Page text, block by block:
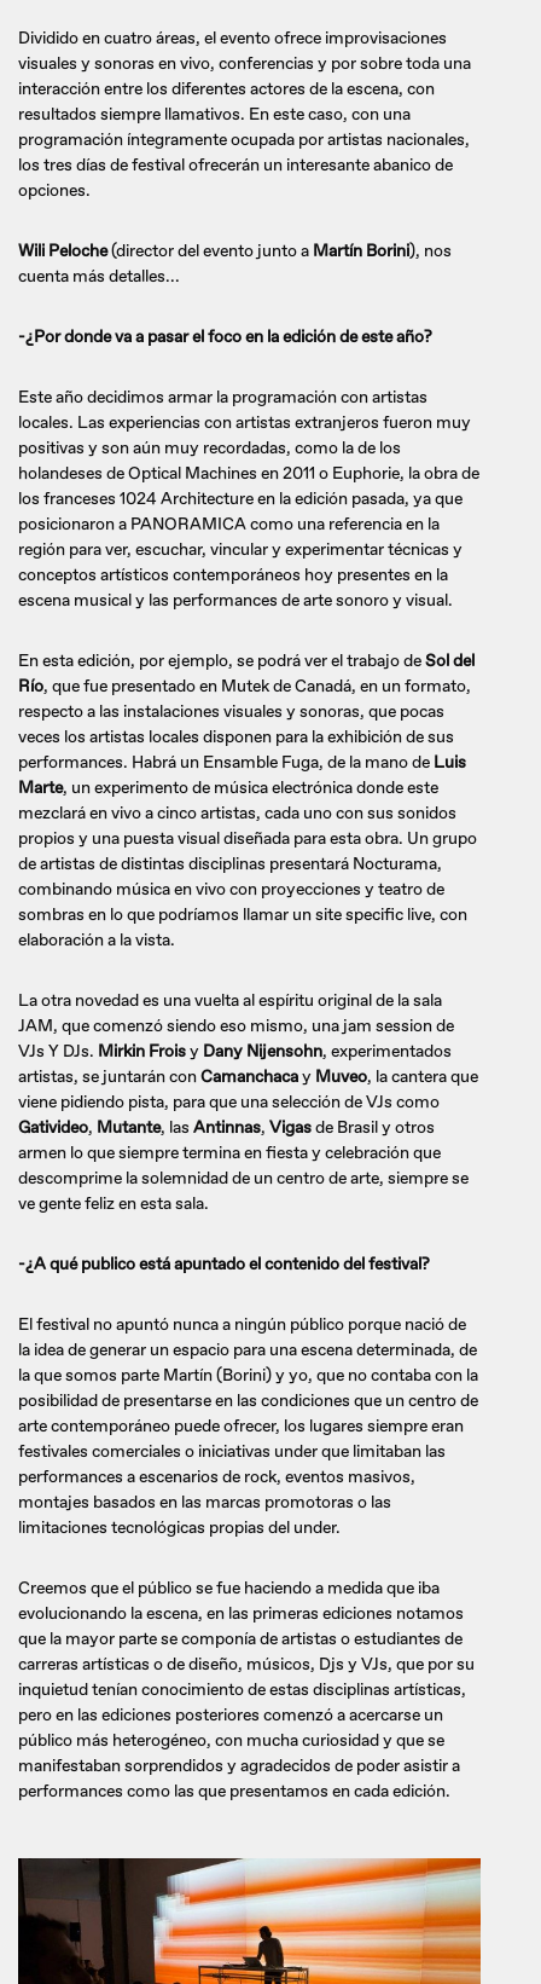
Dividido en cuatro áreas, el evento ofrece improvisaciones
visuales y sonoras en vivo, conferencias y por sobre toda una
interacción entre los diferentes actores de la escena, con
resultados siempre llamativos. En este caso, con una
programación íntegramente ocupada por artistas nacionales,
los tres días de festival ofrecerán un interesante abanico de
opciones.
Wili Peloche(director del evento junto a Martín Borini), nos
cuenta más detalles...
-¿Por donde va a pasar el foco en la edición de este año?
Este año decidimos armar la programación con artistas
locales. Las experiencias con artistas extranjeros fueron muy
positivas y son aún muy recordadas, como la de los
holandeses de Optical Machines en 2011 o Euphorie, la obra de
los franceses 1024 Architecture en la edición pasada, ya que
posicionaron a PANORAMICA como una referencia en la
región para ver, escuchar, vincular y experimentar técnicas y
conceptos artísticos contemporáneos hoy presentes en la
escena musical y las performances de arte sonoro y visual.
En esta edición, por ejemplo, se podrá ver el trabajo deSol del
Río, que fue presentado en Mutek de Canadá, en un formato,
respecto a las instalaciones visuales y sonoras, que pocas
veces los artistas locales disponen para la exhibición de sus
performances. Habrá un Ensamble Fuga, de la mano de Luis
Marte, un experimento de música electrónica donde este
mezclará en vivo a cinco artistas, cada uno con sus sonidos
propios y una puesta visual diseñada para esta obra. Un grupo
de artistas de distintas disciplinas presentará Nocturama,
combinando música en vivo con proyecciones y teatro de
sombras en lo que podríamos llamar un site specific live, con
elaboración a la vista.
La otra novedad es una vuelta al espíritu original de la sala
JAM, que comenzó siendo eso mismo, una jam session de
VJs Y DJs. Mirkin Froisy Dany Nijensohn, experimentados
artistas, se juntarán conCamanchacay Muveo, la cantera que
viene pidiendo pista, para que una selección de VJs como
Gativideo, Mutante, las Antinnas, Vigasde Brasil y otros
armen lo que siempre termina en fiesta y celebración que
descomprime la solemnidad de un centro de arte, siempre se
ve gente feliz en esta sala.
-¿A qué publico está apuntado el contenido del festival?
El festival no apuntó nunca a ningún público porque nació de
la idea de generar un espacio para una escena determinada, de
la que somos parte Martín (Borini) y yo, que no contaba con la
posibilidad de presentarse en las condiciones que un centro de
arte contemporáneo puede ofrecer, los lugares siempre eran
festivales comerciales o iniciativas under que limitaban las
performances a escenarios de rock, eventos masivos,
montajes basados en las marcas promotoras o las
limitaciones tecnológicas propias del under.
Creemos que el público se fue haciendo a medida que iba
evolucionando la escena, en las primeras ediciones notamos
que la mayor parte se componía de artistas o estudiantes de
carreras artísticas o de diseño, músicos, Djs y VJs, que por su
inquietud tenían conocimiento de estas disciplinas artísticas,
pero en las ediciones posteriores comenzó a acercarse un
público más heterogéneo, con mucha curiosidad y que se
manifestaban sorprendidos y agradecidos de poder asistir a
performances como las que presentamos en cada edición.